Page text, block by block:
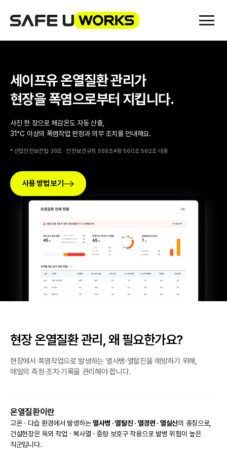
세이프유 온열질환 관리가
현장을 폭염으로부터 지킵니다.
사진 한 장으로 체감온도 자동 산출,
31℃ 이상의 폭염작업 판정과 의무 조치를 안내해요.
* 산업안전보건법 39조 · 안전보건규칙 559조4항·560조·562조 대응
사용 방법 보기
현장 온열질환 관리, 왜 필요한가요?
현장에서 폭염작업으로 발생하는 열사병·열탈진을 예방하기 위해,
매일의 측정·조치·기록을 관리해야 합니다.
온열질환이란
고온 · 다습 환경에서 발생하는열사병 · 열탈진 · 열경련 · 열실신의 총칭으로,
건설현장은 옥외 작업 · 복사열 · 중량 보호구 착용으로 발병 위험이 높은
직군입니다.